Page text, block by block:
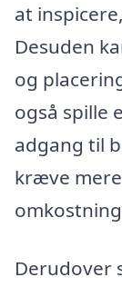
at
Desuden
og
også spille
adgang til
kræve
Derudover